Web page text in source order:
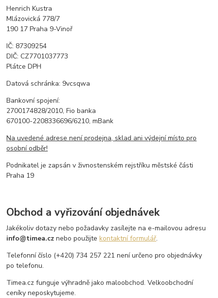
Henrich Kustra
Mlázovická 778/7
190 17 Praha 9-Vinoř
IČ: 87309254
DIČ: CZ7701037773
Plátce DPH
Datová schránka: 9vcsqwa
Bankovní spojení:
2700174828/2010, Fio banka
670100-2208336696/6210, mBank
Na uvedené adrese není prodejna, sklad ani výdejní místo pro
osobní odběr!
Podnikatel je zapsán v živnostenském rejstříku městské části
Praha 19
Obchod a vyřizování objednávek
Jakékoliv dotazy nebo požadavky zasílejte na e-mailovou adresu
info@timea.cz nebo použijtekontaktní formulář.
Telefonní číslo (+420) 734 257 221 není určeno pro objednávky
po telefonu.
Timea.cz funguje výhradně jako maloobchod. Velkoobchodní
ceníky neposkytujeme.